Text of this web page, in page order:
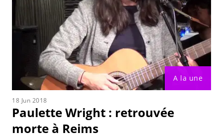
A la une
18 Jun 2018
Paulette Wright : retrouvée
morte à Reims